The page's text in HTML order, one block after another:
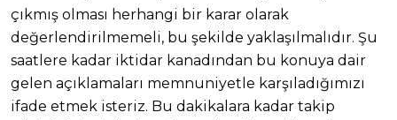
çıkmış olması herhangi bir karar olarak
değerlendirilmemeli, bu şekilde yaklaşılmalıdır. Şu
saatlere kadar iktidar kanadından bu konuya dair
gelen açıklamaları memnuniyetle karşıladığımızı
ifade etmek isteriz. Bu dakikalara kadar takip